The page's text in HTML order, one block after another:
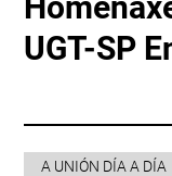
UGT-SP
A UNIÓN DÍA A DÍA